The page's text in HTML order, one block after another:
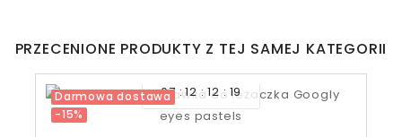
PRZECENIONE PRODUKTY Z TEJ SAMEJ KATEGORII
Darmowa dostawa
-15%
07 12 12 19